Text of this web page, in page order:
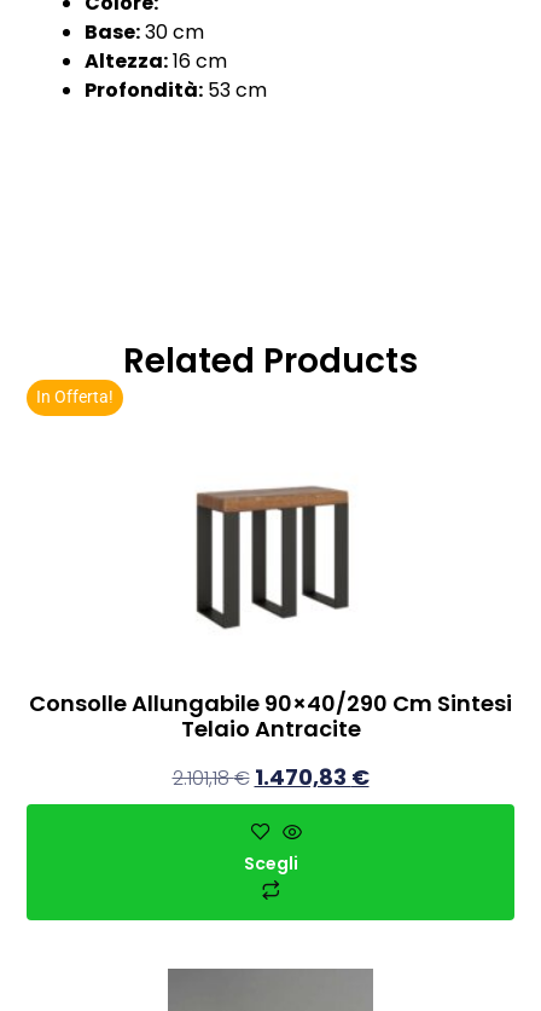
Base:30 cm
Altezza:16 cm
Profondità: 53 cm
Related Products
In Offerta!
Consolle Allungabile 90×40/290 Cm Sintesi
Telaio Antracite
2.101,18€ 1.470,83 €
Scegli